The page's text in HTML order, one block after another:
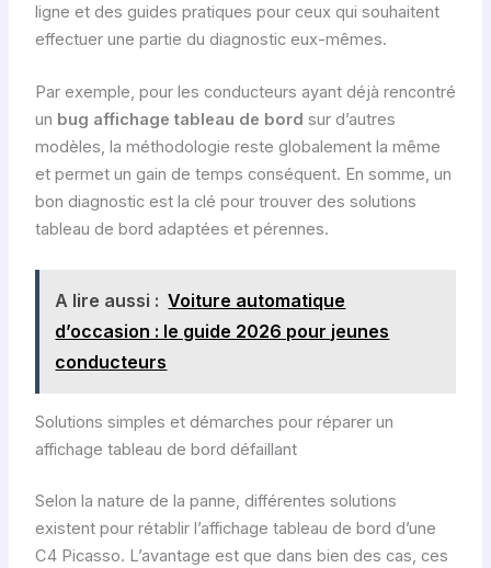
ligne et des guides pratiques pour ceux qui souhaitent
effectuer une partie du diagnostic eux-mêmes.
Par exemple, pour les conducteurs ayant déjà rencontré
un bug affichage tableau de bord sur d’autres
modèles, la méthodologie reste globalement la même
et permet un gain de temps conséquent. En somme, un
bon diagnostic est la clé pour trouver des solutions
tableau de bord adaptées et pérennes.
A lire aussi : Voiture automatique
d’occasion : le guide 2026 pour jeunes
conducteurs
Solutions simples et démarches pour réparer un
affichage tableau de bord défaillant
Selon la nature de la panne, différentes solutions
existent pour rétablir l’affichage tableau de bord d’une
C4 Picasso. L’avantage est que dans bien des cas, ces